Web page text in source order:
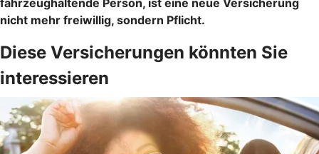
nicht mehr freiwillig, sondern Pflicht.
Diese Versicherungen könnten Sie
interessieren